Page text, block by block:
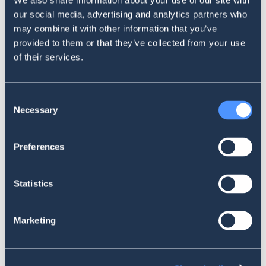
our social media, advertising and analytics partners who
may combine it with other information that you’ve
provided to them or that they’ve collected from your use
of their services.
Selection
Necessary
Preferences
Statistics
Marketing
Wszystko, co chcesz wiedzieć o BOTACH
w obsłudze klienta
Korzystaj z danych pochodzących z